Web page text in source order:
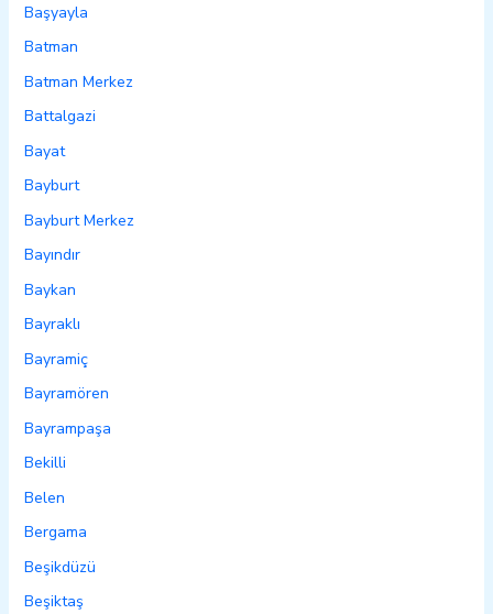
Başyayla
Batman
Batman Merkez
Battalgazi
Bayat
Bayburt
Bayburt Merkez
Bayındır
Baykan
Bayraklı
Bayramiç
Bayramören
Bayrampaşa
Bekilli
Belen
Bergama
Beşikdüzü
Beşiktaş